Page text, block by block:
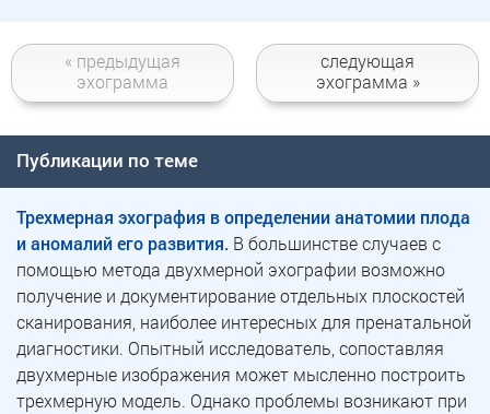
« предыдущая
эхограмма
следующая
эхограмма »
Публикации по теме
Трехмерная эхография в определении анатомии плода
и аномалий его развития. В большинстве случаев с
помощью метода двухмерной эхографии возможно
получение и документирование отдельных плоскостей
сканирования, наиболее интересных для пренатальной
диагностики. Опытный исследователь, сопоставляя
двухмерные изображения может мысленно построить
трехмерную модель. Однако проблемы возникают при